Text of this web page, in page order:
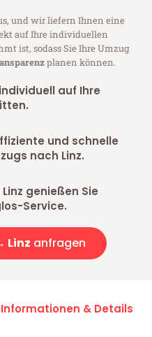
und wir liefern Ihnen eine
auf Ihre individuellen
ist, sodass Sie Ihre Umzug
planen können.
auf Ihre
und schnelle
nach Linz.
genießen Sie
Service.
Linz anfragen
Informationen & Details